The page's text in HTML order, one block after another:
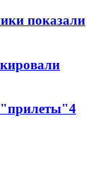
показали
"прилеты"4